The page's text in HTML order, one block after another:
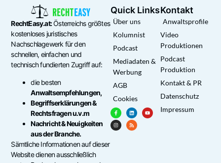
RechtEasy.at:Österreichs größtes
kostenloses juristisches
Nachschlagewerk für den
schnellen, einfachen und
technisch fundierten Zugriff auf:
die besten
Anwaltsempfehlungen,
Begriffserklärungen &
Rechtsfragen u.v.m
Nachricht & Neuigkeiten
aus der Branche.
Sämtliche Informationen auf dieser
Website dienen ausschließlich
Quick Links
Über uns
Kolumnist
Podcast
Mediadaten &
Werbung
AGB
Cookies
Kontakt
Anwaltsprofile
Video
Produktionen
Podcast
Produktion
Kontakt & PR
Datenschutz
Impressum